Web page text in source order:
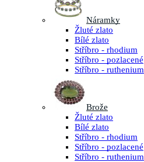
Náramky
Žluté zlato
Bílé zlato
Stříbro - rhodium
Stříbro - pozlacené
Stříbro - ruthenium
Brože
Žluté zlato
Bílé zlato
Stříbro - rhodium
Stříbro - pozlacené
Stříbro - ruthenium